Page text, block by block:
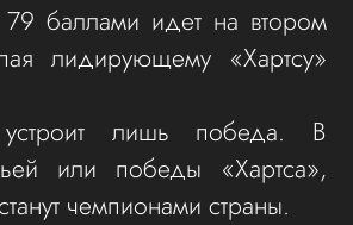
баллами идет на втором
лидирующему «Хартсу»
устроит лишь победа. В
или победы «Хартса»,
чемпионами страны.